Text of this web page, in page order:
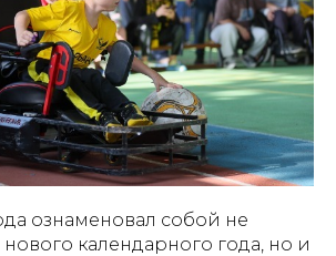
ознаменовал собой не
календарного года, но и